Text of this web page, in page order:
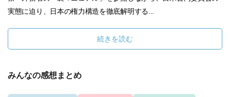
実態に迫り、日本の権力構造を徹底解明する...
続きを読む
みんなの感想まとめ